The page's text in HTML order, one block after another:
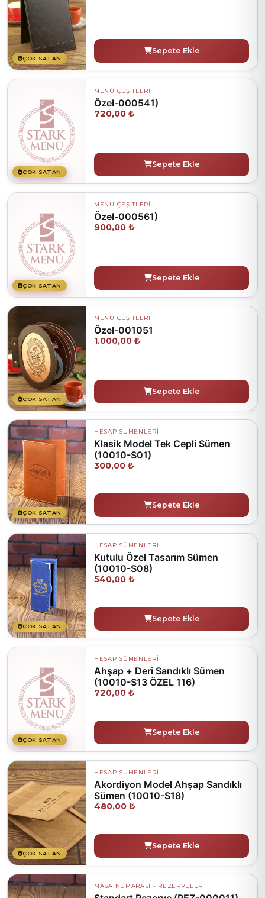
ÇOK SATAN
Sepete Ekle
ÇOK SATAN
MENÜ ÇEŞİTLERİ
Özel-000541)
720,00 ₺
Sepete Ekle
ÇOK SATAN
MENÜ ÇEŞİTLERİ
Özel-000561)
900,00 ₺
Sepete Ekle
ÇOK SATAN
MENÜ ÇEŞİTLERİ
Özel-001051
1.000,00 ₺
Sepete Ekle
ÇOK SATAN
HESAP SÜMENLERİ
Klasik Model Tek Cepli Sümen
(10010-S01)
300,00 ₺
Sepete Ekle
ÇOK SATAN
HESAP SÜMENLERİ
Kutulu Özel Tasarım Sümen
(10010-S08)
540,00 ₺
Sepete Ekle
ÇOK SATAN
HESAP SÜMENLERİ
Ahşap + Deri Sandıklı Sümen
(10010-S13 ÖZEL 116)
720,00 ₺
Sepete Ekle
ÇOK SATAN
HESAP SÜMENLERİ
Akordiyon Model Ahşap Sandıklı
Sümen (10010-S18)
480,00 ₺
Sepete Ekle
MASA NUMARASI - REZERVELER